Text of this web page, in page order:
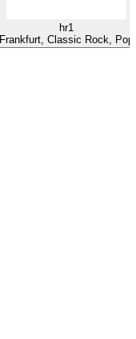
hr1
Frankfurt, Classic Rock, Pop